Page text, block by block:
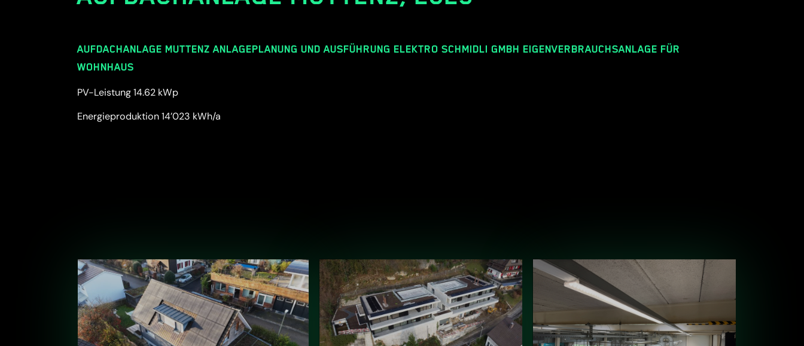
AUFDACHANLAGE MUTTENZ ANLAGEPLANUNG UND AUSFÜHRUNG ELEKTRO SCHMIDLI GMBH EIGENVERBRAUCHSANLAGE FÜR
WOHNHAUS
PV-Leistung 14.62 kWp
Energieproduktion 14’023 kWh/a